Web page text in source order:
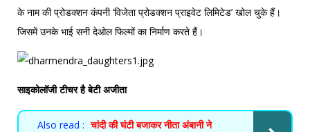
के नाम की प्रोडक्शन कंपनी ‘विजेता प्रोडक्शन प्राइवेट लिमिटेड’ खोल चुके हैं।
जिसमें उनके भाई सनी देओल फिल्मों का निर्माण करते हैं।
साइकोलॉजी टीचर है बेटी अजीता
Also read : चांदी की घंटी बजाकर नीता अंबानी ने